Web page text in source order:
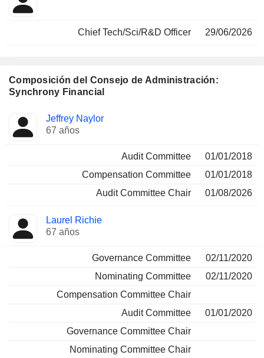
Chief Tech/Sci/R&D Officer 29/06/2026
Composición del Consejo de Administración:
Synchrony Financial
Administrador Comités
Jeffrey Naylor
67 años
Audit Committee
01/01/2018
Compensation Committee
01/01/2018
Audit Committee Chair
01/08/2026
Laurel Richie
67 años
Governance Committee
02/11/2020
Nominating Committee
02/11/2020
Compensation Committee Chair
Audit Committee
01/01/2020
Governance Committee Chair
Nominating Committee Chair